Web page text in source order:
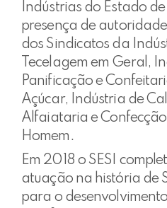
Indústrias do Estado
presença de
dos Sindicatos da
Tecelagem em Geral,
Panificação e
Açúcar, Indústria de
Alfaiataria e
Homem.
Em 2018 o SESI
atuação na história de
para o